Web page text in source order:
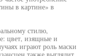
в картине» в
стилю,
цвет, изящные и
играют роль маски